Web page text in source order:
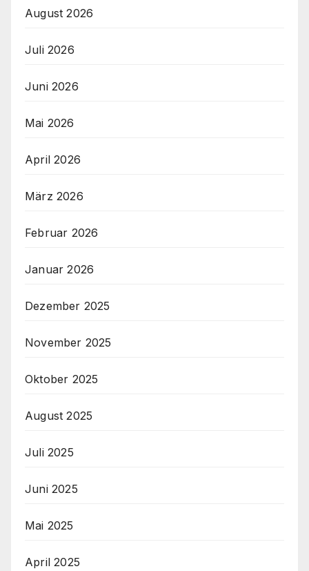
August 2026
Juli 2026
Juni 2026
Mai 2026
April 2026
März 2026
Februar 2026
Januar 2026
Dezember 2025
November 2025
Oktober 2025
August 2025
Juli 2025
Juni 2025
Mai 2025
April 2025